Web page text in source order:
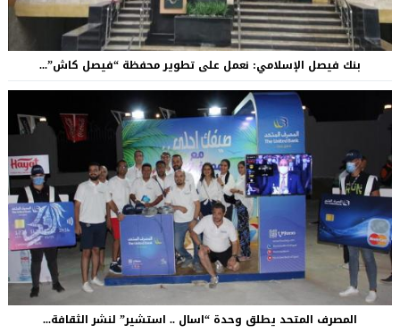
بنك فيصل الإسلامي: نعمل على تطوير محفظة “فيصل كاش”...
المصرف المتحد يطلق وحدة “اسال .. استشير” لنشر الثقافة...